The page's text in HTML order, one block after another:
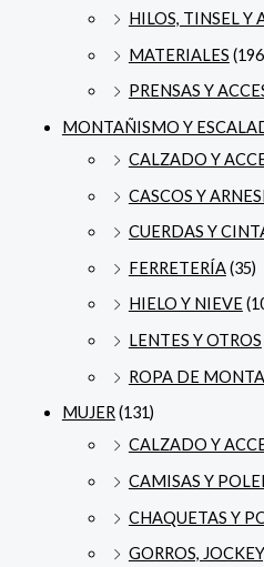
HILOS, TINSEL Y
MATERIALES
PRENSAS Y
MONTAÑISMO Y
CALZADO Y
CASCOS Y
CUERDAS Y
FERRETERÍA(35)
HIELO Y NIEVE
LENTES Y OTROS
ROPA DE
MUJER(131)
CALZADO Y
CAMISAS Y
CHAQUETAS Y
GORROS,